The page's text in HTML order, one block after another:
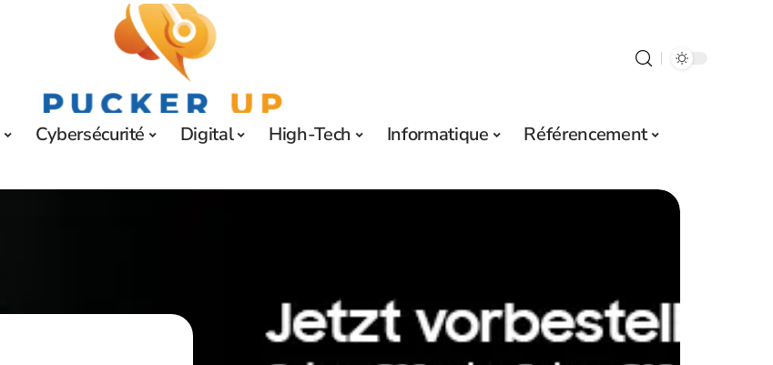
Cybersécurité Digital High-Tech Informatique Référencement